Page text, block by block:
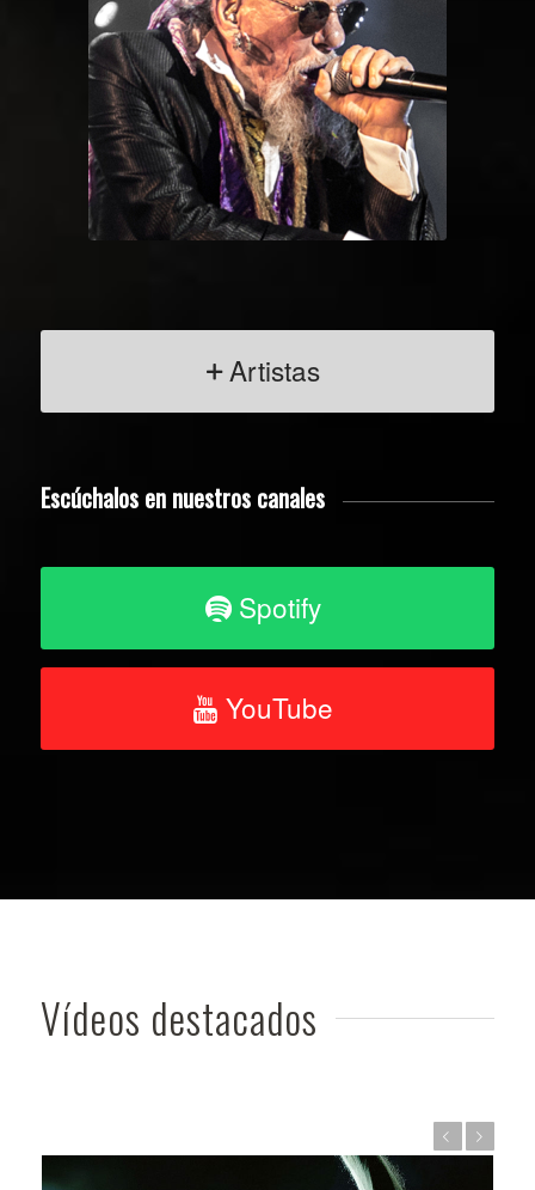
EL DROGAS
Artistas
Escúchalos en nuestros canales
Spotify
YouTube
Vídeos destacados